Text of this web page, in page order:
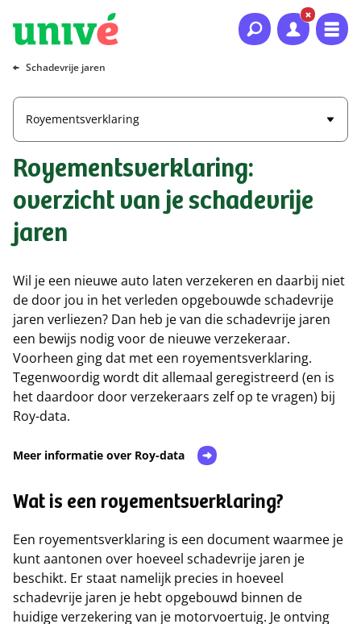
Naar hoofdinhoud
Naar hoofdnavigatie
Naar footer
Schadevrije jaren
Royementsverklaring
Royementsverklaring:
overzicht van je schadevrije
jaren
Wil je een nieuwe auto laten verzekeren en daarbij niet
de door jou in het verleden opgebouwde schadevrije
jaren verliezen? Dan heb je van die schadevrije jaren
een bewijs nodig voor de nieuwe verzekeraar.
Voorheen ging dat met een royementsverklaring.
Tegenwoordig wordt dit allemaal geregistreerd (en is
het daardoor door verzekeraars zelf op te vragen) bij
Roy-data.
Meer informatie over Roy-data
Wat is een royementsverklaring?
Een royementsverklaring is een document waarmee je
kunt aantonen over hoeveel schadevrije jaren je
beschikt. Er staat namelijk precies in hoeveel
schadevrije jaren je hebt opgebouwd binnen de
huidige verzekering van je motorvoertuig. Je ontving